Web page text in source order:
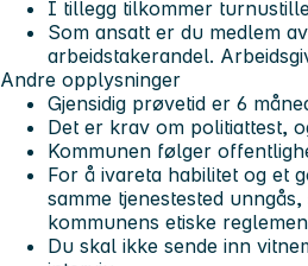
I tillegg tilkommer
Som ansatt er du medlem
arbeidstakerandel.
Andre opplysninger
Gjensidig prøvetid er 6
Det er krav om politiattest,
Kommunen følger
For å ivareta habilitet og et
samme tjenestested
kommunens etiske
Du skal ikke sende inn